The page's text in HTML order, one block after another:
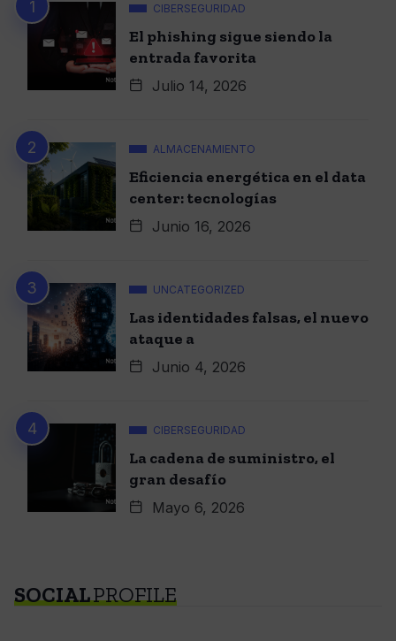
CIBERSEGURIDAD
El phishing sigue siendo la
entrada favorita
Julio 14, 2026
ALMACENAMIENTO
Eficiencia energética en el data
center: tecnologías
Junio 16, 2026
UNCATEGORIZED
Las identidades falsas, el nuevo
ataque a
Junio 4, 2026
CIBERSEGURIDAD
La cadena de suministro, el
gran desafío
Mayo 6, 2026
SOCIALPROFILE